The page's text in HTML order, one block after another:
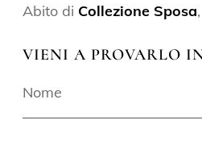
Abito di Collezione Sposa,
VIENI A PROVARLO